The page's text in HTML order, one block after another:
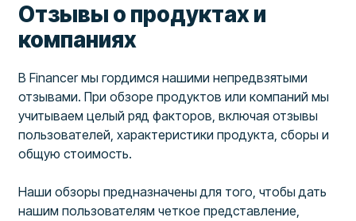
Отзывы о продуктах и
компаниях
В Financer мы гордимся нашими непредвзятыми
отзывами. При обзоре продуктов или компаний мы
учитываем целый ряд факторов, включая отзывы
пользователей, характеристики продукта, сборы и
общую стоимость.
Наши обзоры предназначены для того, чтобы дать
нашим пользователям четкое представление,